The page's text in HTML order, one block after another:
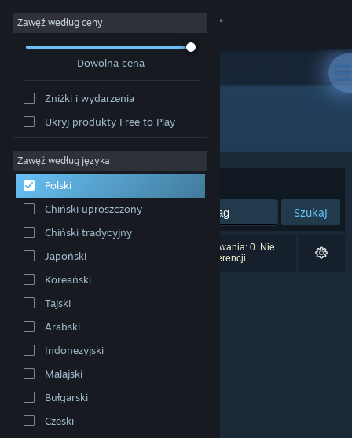
Zaloguj się
Społeczność
Informacje
Wsparcie
Zmień język
Pobierz aplikację mobilną Steam
Wersja przeglądarkowa
Zawęź według ceny
Dowolna cena
Zniżki i wydarzenia
Ukryj produkty Free to Play
Zawęź według języka
Polski
Chiński uproszczony
Chiński tradycyjny
Japoński
Koreański
Tajski
Arabski
Indonezyjski
Malajski
Bułgarski
Czeski
Producent: Sword N' Wands
Sortuj według:
Szukaj
Liczba wyników pasujących do twojego wyszukiwania: 0. Nie
uwzględniono 1 tytułu na podstawie twoich preferencji.